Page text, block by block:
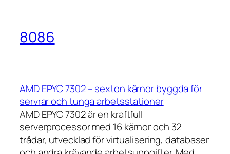
8086
AMD EPYC 7302 – sexton kärnor byggda för
servrar och tunga arbetsstationer
AMD EPYC 7302 är en kraftfull
serverprocessor med 16 kärnor och 32
trådar, utvecklad för virtualisering, databaser